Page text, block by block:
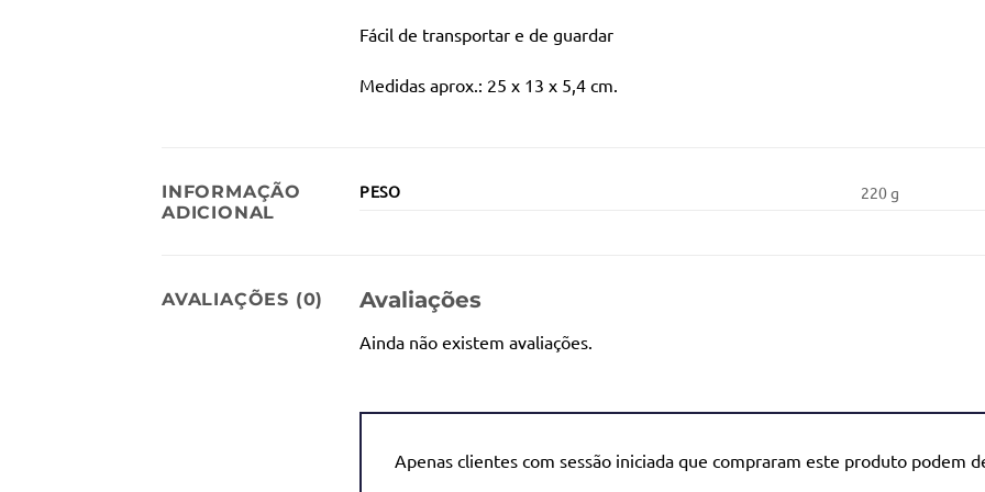
Fácil de transportar e de guardar
Medidas aprox.: 25 x 13 x 5,4 cm.
INFORMAÇÃO
ADICIONAL
PESO 220 g
AVALIAÇÕES (0) Avaliações
Ainda não existem avaliações.
Apenas clientes com sessão iniciada que compraram este produto podem